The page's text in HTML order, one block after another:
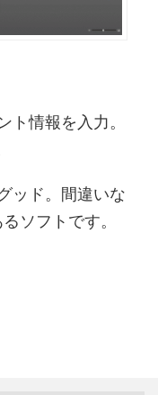
ト情報を入力。
ッド。間違いな
ソフトです。